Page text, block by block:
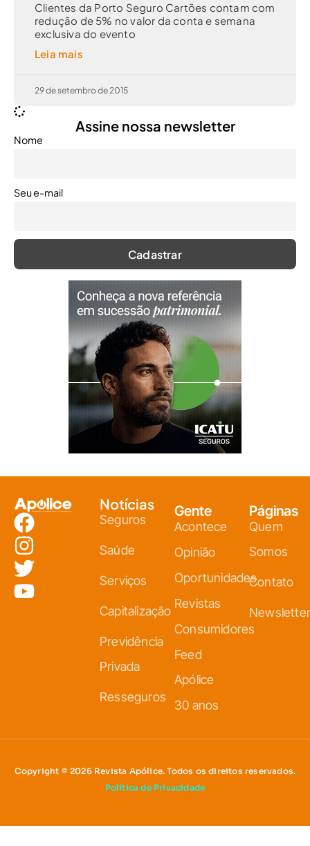
Clientes da Porto Seguro Cartões contam com
redução de 5% no valor da conta e semana
exclusiva do evento
Leia mais
29 de setembro de 2015
Assine nossa newsletter
Nome
Seu e-mail
Notícias
Seguros
Saúde
Serviços
Capitalização
Previdência
Privada
Resseguros
Gente
Acontece
Opinião
Oportunidades
Revistas
Consumidores
Feed
Apólice
30 anos
Páginas
Quem
Somos
Contato
Newsletter
Copyright © 2026 Revista Apólice. Todos os direitos reservados.
Política de Privacidade